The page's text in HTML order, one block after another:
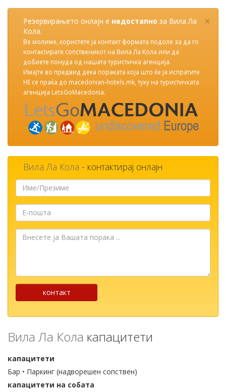
×
Резервирањето онлајн е недостапно за Вила Ла
Кола.
Ве молиме, користете ја контакт формата подоле за да го
контактирате сопственикот на Вила Ла Кола или да
добиете понуда од нашата туристичка агенција.
Имајте во предвид дека пораката која што ќе ја испратите
НЕ се праќа до macedonian-hotels.mk, туку на туристичката
агенција LetsGoMacedonia.
Вила Ла Кола - контактирај онлајн
Име/
Презиме
пошта
Внесете
контакт
Вила Ла Кола капацитети
капацитети
Бар • Паркинг (надворешен сопствен)
капацитети на собата